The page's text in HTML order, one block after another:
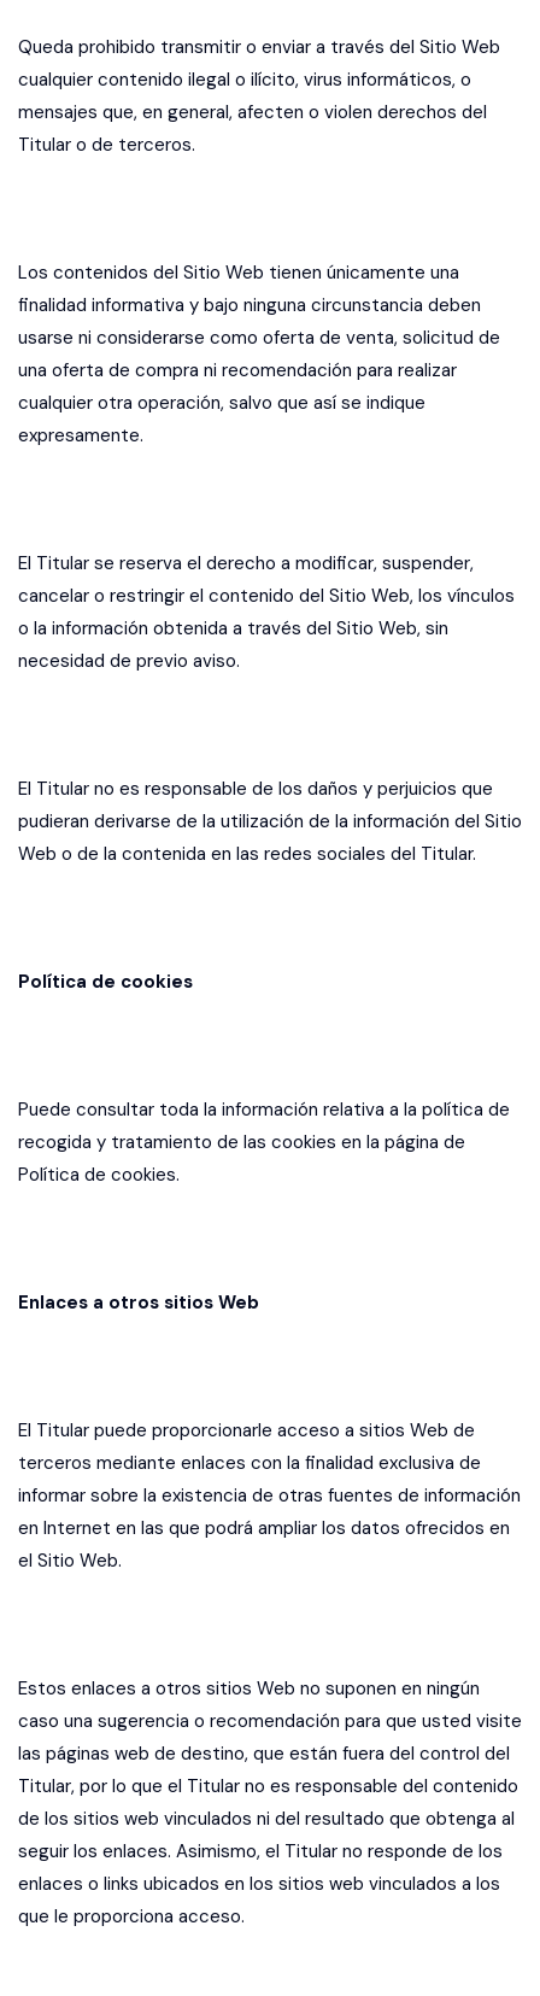
Queda prohibido transmitir o enviar a través del Sitio Web
cualquier contenido ilegal o ilícito, virus informáticos, o
mensajes que, en general, afecten o violen derechos del
Titular o de terceros.
Los contenidos del Sitio Web tienen únicamente una
finalidad informativa y bajo ninguna circunstancia deben
usarse ni considerarse como oferta de venta, solicitud de
una oferta de compra ni recomendación para realizar
cualquier otra operación, salvo que así se indique
expresamente.
El Titular se reserva el derecho a modificar, suspender,
cancelar o restringir el contenido del Sitio Web, los vínculos
o la información obtenida a través del Sitio Web, sin
necesidad de previo aviso.
El Titular no es responsable de los daños y perjuicios que
pudieran derivarse de la utilización de la información del Sitio
Web o de la contenida en las redes sociales del Titular.
Política de cookies
Puede consultar toda la información relativa a la política de
recogida y tratamiento de las cookies en la página de
Política de cookies.
Enlaces a otros sitios Web
El Titular puede proporcionarle acceso a sitios Web de
terceros mediante enlaces con la finalidad exclusiva de
informar sobre la existencia de otras fuentes de información
en Internet en las que podrá ampliar los datos ofrecidos en
el Sitio Web.
Estos enlaces a otros sitios Web no suponen en ningún
caso una sugerencia o recomendación para que usted visite
las páginas web de destino, que están fuera del control del
Titular, por lo que el Titular no es responsable del contenido
de los sitios web vinculados ni del resultado que obtenga al
seguir los enlaces. Asimismo, el Titular no responde de los
enlaces o links ubicados en los sitios web vinculados a los
que le proporciona acceso.